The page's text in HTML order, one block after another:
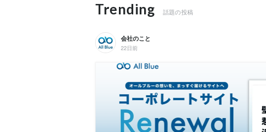
Trending 話題の投稿
会社のこと
22日前